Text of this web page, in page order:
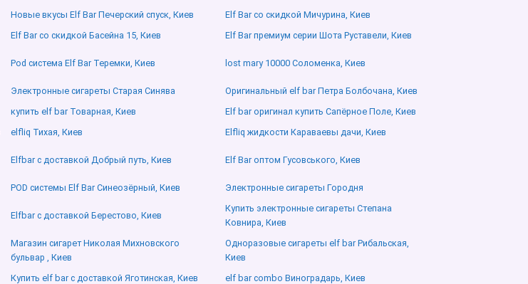
Новые вкусы Elf Bar Печерский спуск, Киев
Elf Bar со скидкой Мичурина, Киев
Elf Bar со скидкой Басейна 15, Киев Elf Bar премиум серии Шота Руставели, Киев
Pod система Elf Bar Теремки, Киев lost mary 10000 Соломенка, Киев
Электронные сигареты Старая Синява
Оригинальный elf bar Петра Болбочана, Киев
купить elf bar Товарная, Киев
Elf bar оригинал купить Сапёрное Поле, Киев
elfliq Тихая, Киев
Elfliq жидкости Караваевы дачи, Киев
Elfbar с доставкой Добрый путь, Киев Elf Bar оптом Гусовського, Киев
POD системы Elf Bar Синеозёрный, Киев Электронные сигареты Городня
Elfbar с доставкой Берестово, Киев
Купить электронные сигареты Степана
Ковнира, Киев
Магазин сигарет Николая Михновского
бульвар , Киев
Одноразовые сигареты elf bar Рибальская,
Киев
Купить elf bar с доставкой Яготинская, Киев elf bar combo Виноградарь, Киев